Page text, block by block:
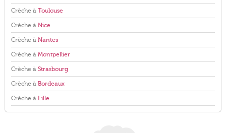
Crèche à Toulouse
Crèche à Nice
Crèche à Nantes
Crèche à Montpellier
Crèche à Strasbourg
Crèche à Bordeaux
Crèche à Lille